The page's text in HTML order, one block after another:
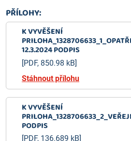
PŘÍLOHY:
K VYVĚŠENÍ
12.3.2024 PODPIS
[PDF, 850.98 kB]
Stáhnout přílohu
K VYVĚŠENÍ
PODPIS
[PDF, 136.689 kB]